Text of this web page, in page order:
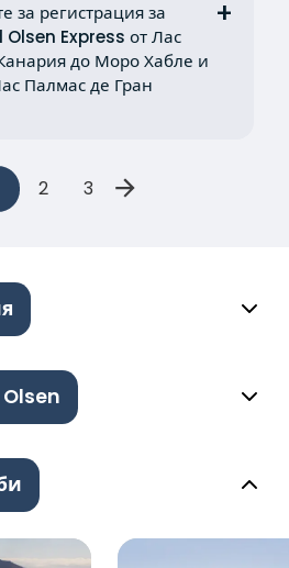
за регистрация за
Olsen Express от Лас
до Моро Хабле и
Палмас де Гран
2 3